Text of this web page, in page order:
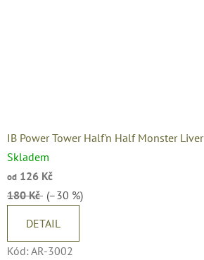
IB Power Tower Half'n Half Monster Liver
Skladem
od 126 Kč
180 Kč (–30 %)
DETAIL
Kód: AR-3002